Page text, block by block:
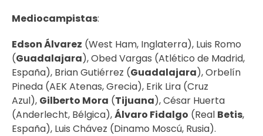
Mediocampistas:
Edson Álvarez (West Ham, Inglaterra), Luis Romo
(Guadalajara), Obed Vargas (Atlético de Madrid,
España), Brian Gutiérrez (Guadalajara), Orbelín
Pineda (AEK Atenas, Grecia), Erik Lira (Cruz
Azul), Gilberto Mora (Tijuana), César Huerta
(Anderlecht, Bélgica),Álvaro Fidalgo (Real Betis,
España), Luis Chávez (Dinamo Moscú, Rusia).